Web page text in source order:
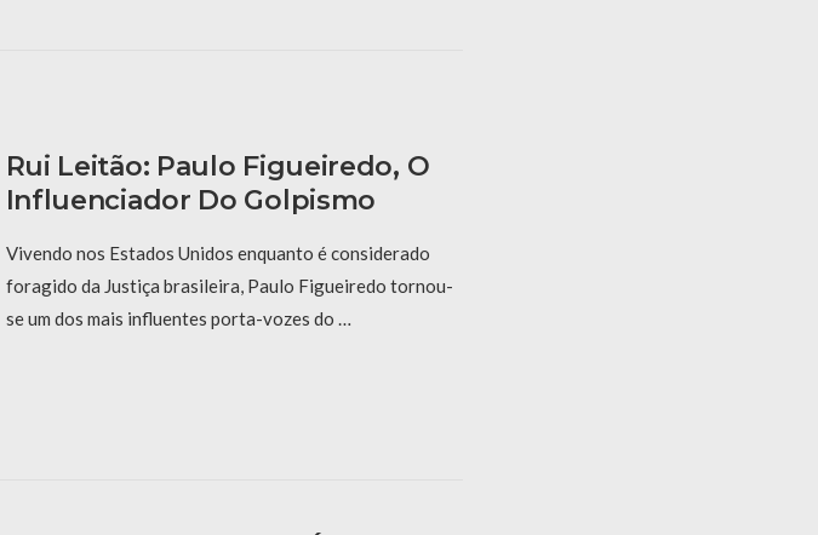
Rui Leitão: Paulo Figueiredo, O
Influenciador Do Golpismo
Vivendo nos Estados Unidos enquanto é considerado
foragido da Justiça brasileira, Paulo Figueiredo tornou-
se um dos mais influentes porta-vozes do …